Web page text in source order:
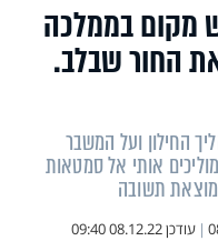
מקום בממלכה
החור שבלב.
החילון ועל המשבר
אותי אל סמטאות
תשובה
| עודכן08.12.22 09:40